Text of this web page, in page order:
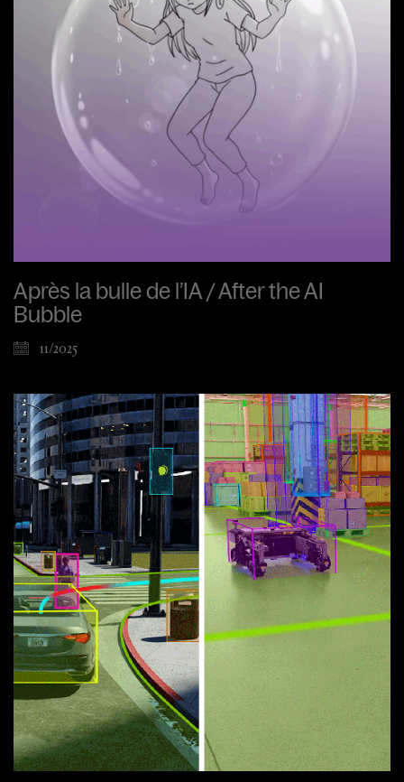
Après la bulle de l’IA / After the AI
Bubble
11/2025